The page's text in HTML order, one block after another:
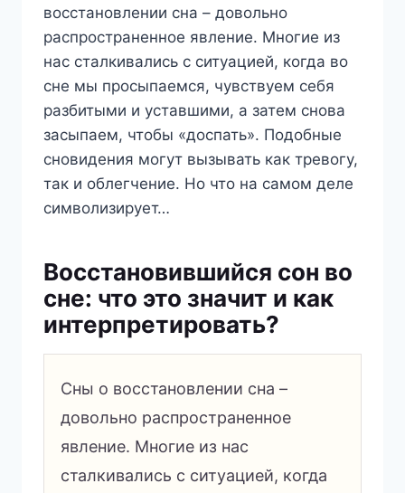
восстановлении сна – довольно
распространенное явление. Многие из
нас сталкивались с ситуацией, когда во
сне мы просыпаемся, чувствуем себя
разбитыми и уставшими, а затем снова
засыпаем, чтобы «доспать». Подобные
сновидения могут вызывать как тревогу,
так и облегчение. Но что на самом деле
символизирует…
Восстановившийся сон во
сне: что это значит и как
интерпретировать?
Сны о восстановлении сна –
довольно распространенное
явление. Многие из нас
сталкивались с ситуацией, когда